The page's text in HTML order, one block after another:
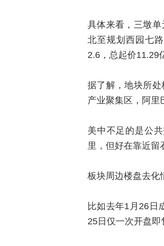
具体来看，三墩单
北至规划西园七
2.6，总起价11.29
据了解，地块所
产业聚集区，阿里
美中不足的是公
里，但好在靠近留
板块周边楼盘去化
比如去年1月26日
25日仅一次开盘即